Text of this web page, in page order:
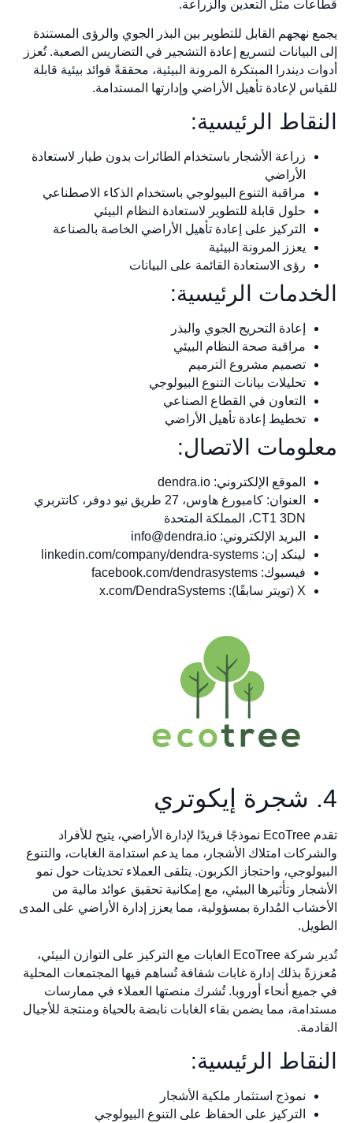
قطاعات مثل التعدين والزراعة.
يجمع نهجهم القابل للتطوير بين البذر الجوي والرؤى المستندة
إلى البيانات لتسريع إعادة التشجير في التضاريس الصعبة. تُعزز
أدوات ديندرا المبتكرة المرونة البيئية، محققةً فوائد بيئية قابلة
للقياس لإعادة تأهيل الأراضي وإدارتها المستدامة.
النقاط الرئيسية:
زراعة الأشجار باستخدام الطائرات بدون طيار لاستعادة
الأراضي
مراقبة التنوع البيولوجي باستخدام الذكاء الاصطناعي
حلول قابلة للتطوير لاستعادة النظام البيئي
التركيز على إعادة تأهيل الأراضي الخاصة بالصناعة
يعزز المرونة البيئية
رؤى الاستعادة القائمة على البيانات
الخدمات الرئيسية:
إعادة التحريج الجوي والبذر
مراقبة صحة النظام البيئي
تصميم مشروع الترميم
تحليلات بيانات التنوع البيولوجي
التعاون في القطاع الصناعي
تخطيط إعادة تأهيل الأراضي
معلومات الاتصال:
الموقع الإلكتروني: dendra.io
العنوان: كامبورغ هاوس، 27 طريق نيو دوفر، كانتربري
CT1 3DN، المملكة المتحدة
البريد الإلكتروني: info@dendra.io
لينكد إن: linkedin.com/company/dendra-systems
فيسبوك: facebook.com/dendrasystems
X (تويتر سابقًا): x.com/DendraSystems
4. شجرة إيكوتري
تقدم EcoTree نموذجًا فريدًا لإدارة الأراضي، يتيح للأفراد
والشركات امتلاك الأشجار، مما يدعم استدامة الغابات، والتنوع
البيولوجي، واحتجاز الكربون. يتلقى العملاء تحديثات حول نمو
الأشجار وتأثيرها البيئي، مع إمكانية تحقيق عوائد مالية من
الأخشاب المُدارة بمسؤولية، مما يعزز إدارة الأراضي على المدى
الطويل.
تُدير شركة EcoTree الغابات مع التركيز على التوازن البيئي،
مُعززةً بذلك إدارة غابات شفافة تُساهم فيها المجتمعات المحلية
في جميع أنحاء أوروبا. تُشرك منصتها العملاء في ممارسات
مستدامة، مما يضمن بقاء الغابات نابضة بالحياة ومنتجة للأجيال
القادمة.
النقاط الرئيسية:
نموذج استثمار ملكية الأشجار
التركيز على الحفاظ على التنوع البيولوجي